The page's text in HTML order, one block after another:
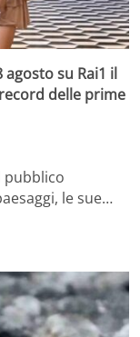
su Rai1 il
delle prime
pubblico
le sue…